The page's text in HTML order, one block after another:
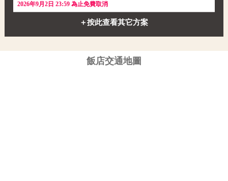
2026年9月2日 23:59 為止免費取消
＋按此查看其它方案
飯店交通地圖